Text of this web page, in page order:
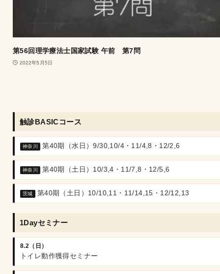
第56回理学療法士国家試験 午前 第7問
2022年5月5日
触診BASICコース
神奈川 第40期（水日）9/30,10/4・11/4,8・12/2,6
神奈川 第40期（土日）10/3,4・11/7,8・12/5,6
茨城 第40期（土日）10/10,11・11/14,15・12/12,13
1Dayセミナー
8.2（日）
トイレ動作獲得セミナー